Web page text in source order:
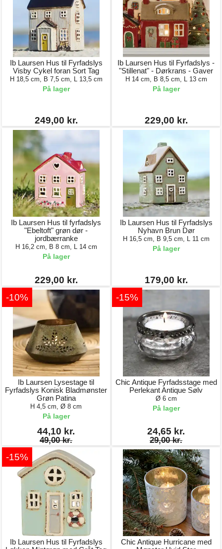
Ib Laursen Hus til Fyrfadslys
Visby Cykel foran Sort Tag
H 18,5 cm, B 7,5 cm, L 13,5 cm
På lager
249,00 kr.
Ib Laursen Hus til Fyrfadslys -
"Stillenat" - Dørkrans - Gaver
H 14 cm, B 8,5 cm, L 13 cm
På lager
229,00 kr.
Ib Laursen Hus til fyrfadslys
"Ebeltoft" grøn dør -
jordbærranke
H 16,2 cm, B 8 cm, L 14 cm
På lager
229,00 kr.
Ib Laursen Hus til Fyrfadslys
Nyhavn Brun Dør
H 16,5 cm, B 9,5 cm, L 11 cm
På lager
179,00 kr.
-10%
Ib Laursen Lysestage til
Fyrfadslys Konisk Bladmønster
Grøn Patina
H 4,5 cm, Ø 8 cm
På lager
44,10 kr.
49,00 kr.
-15%
Chic Antique Fyrfadsstage med
Perlekant Antique Sølv
Ø 6 cm
På lager
24,65 kr.
29,00 kr.
-15%
Ib Laursen Hus til Fyrfadslys
Chic Antique Hurricane med